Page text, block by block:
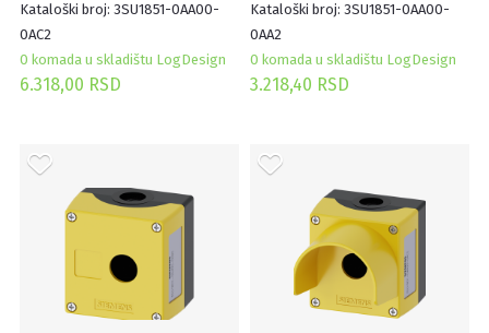
Kataloški broj: 3SU1851-0AA00-
0AC2
0 komada u skladištu LogDesign
6.318,00 RSD
Kataloški broj: 3SU1851-0AA00-
0AA2
0 komada u skladištu LogDesign
3.218,40 RSD